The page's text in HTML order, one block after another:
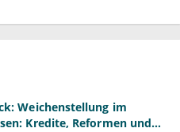
Weichenstellung im
Kredite, Reformen und